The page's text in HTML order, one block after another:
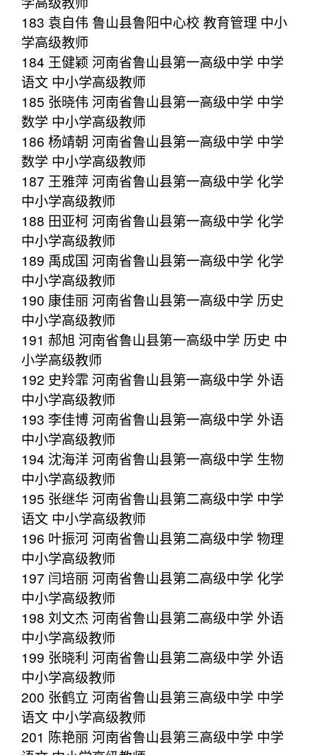
183 袁自伟 鲁山县鲁阳中心校 教育管理 中小
学高级教师
184 王健颖 河南省鲁山县第一高级中学 中学
语文 中小学高级教师
185 张晓伟 河南省鲁山县第一高级中学 中学
数学 中小学高级教师
186 杨靖朝 河南省鲁山县第一高级中学 中学
数学 中小学高级教师
187 王雅萍 河南省鲁山县第一高级中学 化学
中小学高级教师
188 田亚柯 河南省鲁山县第一高级中学 化学
中小学高级教师
189 禹成国 河南省鲁山县第一高级中学 化学
中小学高级教师
190 康佳丽 河南省鲁山县第一高级中学 历史
中小学高级教师
191 郝旭 河南省鲁山县第一高级中学 历史 中
小学高级教师
192 史羚霏 河南省鲁山县第一高级中学 外语
中小学高级教师
193 李佳博 河南省鲁山县第一高级中学 外语
中小学高级教师
194 沈海洋 河南省鲁山县第一高级中学 生物
中小学高级教师
195 张继华 河南省鲁山县第二高级中学 中学
语文 中小学高级教师
196 叶振河 河南省鲁山县第二高级中学 物理
中小学高级教师
197 闫培丽 河南省鲁山县第二高级中学 化学
中小学高级教师
198 刘文杰 河南省鲁山县第二高级中学 外语
中小学高级教师
199 张晓利 河南省鲁山县第二高级中学 外语
中小学高级教师
200 张鹤立 河南省鲁山县第三高级中学 中学
语文 中小学高级教师
201 陈艳丽 河南省鲁山县第三高级中学 中学